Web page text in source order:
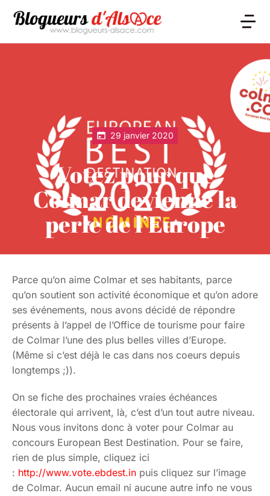
29 janvier 2020
Votez pour que
Colmar devienne la
perle de l’Europe
Parce qu’on aime Colmar et ses habitants, parce
qu’on soutient son activité économique et qu’on adore
ses événements, nous avons décidé de répondre
présents à l’appel de l’Office de tourisme pour faire
de Colmar l’une des plus belles villes d’Europe.
(Même si c’est déjà le cas dans nos coeurs depuis
longtemps ;)).
On se fiche des prochaines vraies échéances
électorale qui arrivent, là, c’est d’un tout autre niveau.
Nous vous invitons donc à voter pour Colmar au
concours European Best Destination. Pour se faire,
rien de plus simple, cliquez ici
: http://www.vote.ebdest.in puis cliquez sur l’image
de Colmar. Aucun email ni aucune autre info ne vous